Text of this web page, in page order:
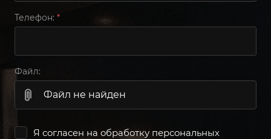
Телефон: *
Файл:
Файл не найден
Я согласен на обработку персональных